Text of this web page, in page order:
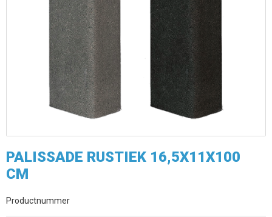
PALISSADE RUSTIEK 16,5X11X100
CM
Productnummer